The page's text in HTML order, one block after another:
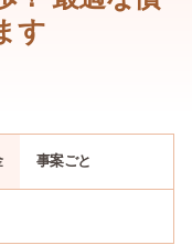
す
事案ごと